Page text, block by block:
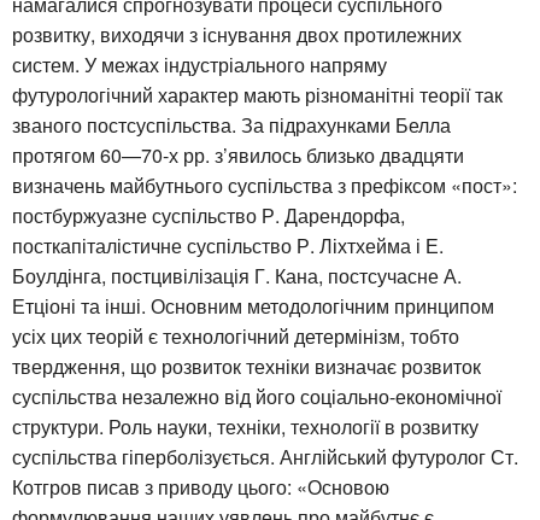
розвитку, виходячи з існування двох протилежних
систем. У межах індустріального напряму
футурологічний характер мають різноманітні теорії так
званого постсуспільства. За підрахунками Белла
протягом 60—70-х рр. з’явилось близько двадцяти
визначень майбутнього суспільства з префіксом «пост»:
постбуржуазне суспільство Р. Дарендорфа,
посткапіталістичне суспільство Р. Ліхтхейма і Е.
Боулдінга, постцивілізація Г. Кана, постсучасне А.
Етціоні та інші. Основним методологічним принципом
усіх цих теорій є технологічний детермінізм, тобто
твердження, що розвиток техніки визначає розвиток
суспільства незалежно від його соціально-економічної
структури. Роль науки, техніки, технології в розвитку
суспільства гіперболізується. Англійський футуролог Ст.
Котгров писав з приводу цього: «Основою